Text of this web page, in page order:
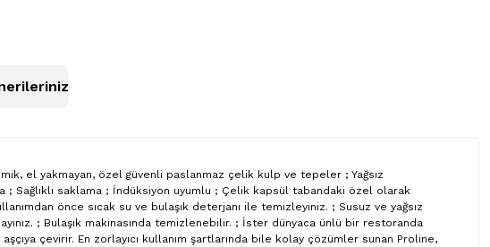
el yakmayan, özel güvenli paslanmaz çelik kulp ve tepeler ; Yağsız
; Sağlıklı saklama ; İndüksiyon uyumlu ; Çelik kapsül tabandaki özel olarak
önce sıcak su ve bulaşık deterjanı ile temizleyiniz. ; Susuz ve yağsız
; Bulaşık makinasında temizlenebilir. ; İster dünyaca ünlü bir restoranda
çevirir. En zorlayıcı kullanım şartlarında bile kolay çözümler sunan Proline,